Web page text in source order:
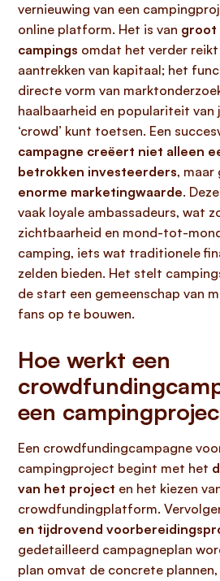
vernieuwing van een
online platform. Het is van groot
campings omdat het verder
aantrekken van kapitaal; het
directe vorm van
haalbaarheid en populariteit van
‘crowd’ kunt toetsen. Een
campagne creëert niet alleen
betrokken investeerders, maar
enorme marketingwaarde.
vaak loyale ambassadeurs, wat
zichtbaarheid en mond-tot-
camping, iets wat traditionele
zelden bieden. Het stelt
de start een gemeenschap van
fans op te bouwen.
Hoe werkt een
een
Een crowdfundingcampagne
campingproject begint met het
van het project en het kiezen
crowdfundingplatform.
en tijdrovend
gedetailleerd campagneplan
plan omvat de concrete